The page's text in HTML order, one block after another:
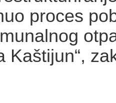
proces
Kaštijun“,